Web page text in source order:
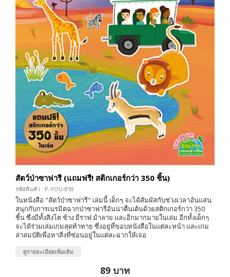
สัตว์ป่าซาฟารี (แถมฟรี! สติกเกอร์กว่า 350 ชิ้น)
รหัสสินค้า : P-YOU-859
ในหนังสือ "สัตว์ป่าซาฟารี" เล่มนี้ เด็กๆ จะได้สัมผัสกับช่วงเวลาอันแสน
สนุกกับการเนรมิตฉากป่าซาฟารีอันน่าตื่นเต้นด้วยสติกเกอร์กว่า 350
ชิ้น ซึ่งมีทั้งสิงโต ช้าง ยีราฟ ม้าลาย และอีกมากมายในเล่ม อีกทั้งเด็กๆ
จะได้ร่วมเล่มเกมสุดท้าทาย ซึ่งอยู่ที่ขอบหนังสือในแต่ละหน้า และเกม
ล่าสมบัติเพื่อหาสิ่งที่ซ่อนอยู่ในแต่ละฉากให้เจอ
ดูรายละเอียดเพิ่มเติม
89 บาท